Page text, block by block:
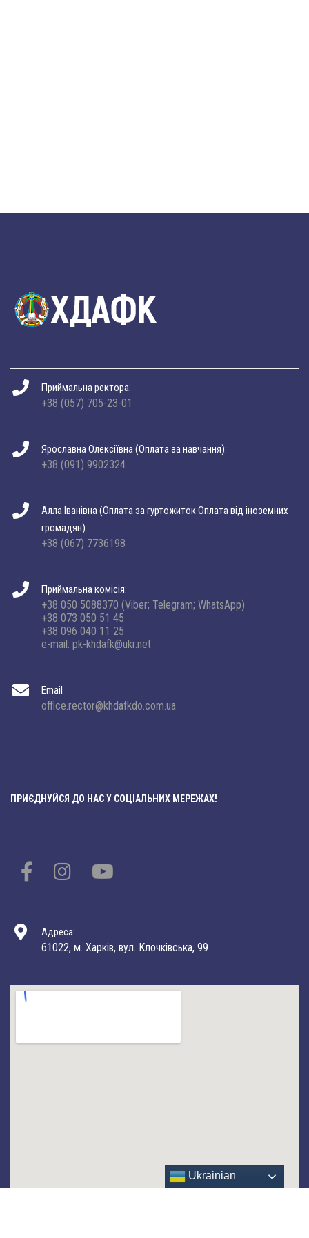
Приймальна ректора:
+38 (057) 705-23-01
Ярославна Олексіївна (Оплата за навчання):
+38 (091) 9902324
Алла Іванівна (Оплата за гуртожиток Оплата від іноземних
громадян):
+38 (067) 7736198
Приймальна комісія:
+38 050 5088370 (Viber; Telegram; WhatsApp)
+38 073 050 51 45
+38 096 040 11 25
e-mail: pk-khdafk@ukr.net
Email
office.rector@khdafkdo.com.ua
ПРИЄДНУЙСЯ ДО НАС У СОЦІАЛЬНИХ МЕРЕЖАХ!
Адреса:
61022, м. Харків, вул. Клочківська, 99
Ukrainian